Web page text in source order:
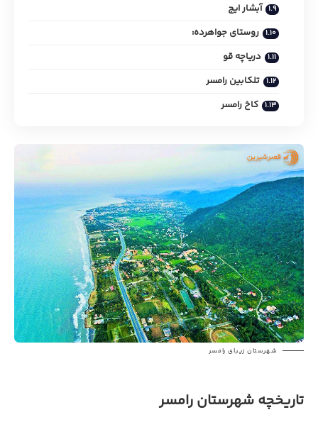
آبشار ایج
روستای جواهرده:
دریاچه قو
تلکابین رامسر
کاخ رامسر
شهرستان زیبای رامسر
تاریخچه شهرستان رامسر